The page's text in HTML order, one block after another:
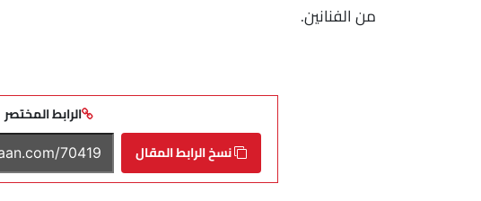
من الفنانين.
الرابط المختصر
نسخ الرابط المقال